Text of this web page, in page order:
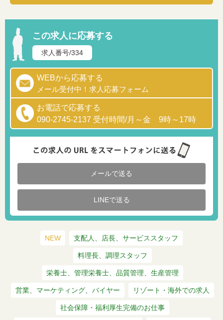
この求人に応募する
求人番号/334
WEBから応募する
メール受付中！求人応募フォーム
お電話で応募する
090-2745-2137 受付時間/月～金 9時～17時
メールで送る
LINEで送る
NEW 支配人、店長、サービススタッフ
料理長、調理スタッフ
栄養士、管理栄養士、品質管理、生産管理
営業、マーケティング、バイヤー リゾート・海外での求人
社会保障・福利厚生完備のお仕事